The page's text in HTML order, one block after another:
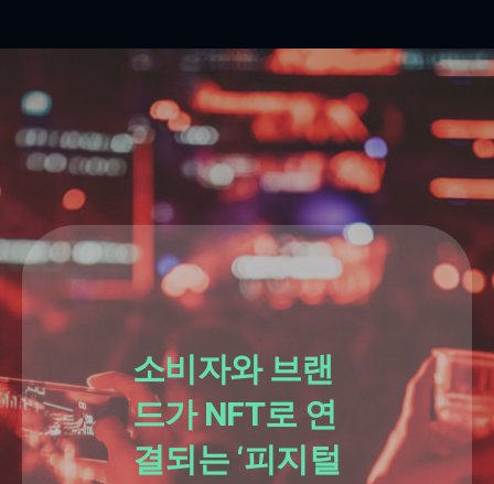
소비자와 브랜
드가NFT로 연
결되는 ‘피지털